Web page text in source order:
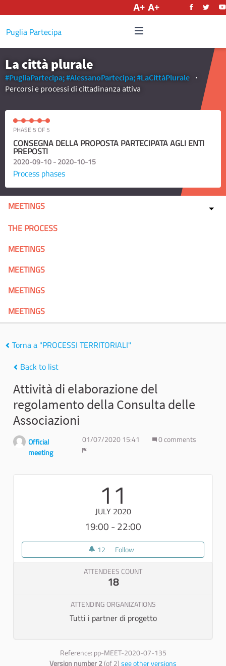
Puglia Partecipa
La città plurale
#PugliaPartecipa;#AlessanoPartecipa;#LaCittàPlurale
Percorsi e processi di cittadinanza attiva
PHASE 5 OF 5
CONSEGNA DELLA PROPOSTA PARTECIPATA AGLI ENTI
PREPOSTI
2020-09-10 - 2020-10-15
Process phases
MEETINGS
THE PROCESS
MEETINGS
MEETINGS
MEETINGS
MEETINGS
Torna a "PROCESSI TERRITORIALI"
Back to list
Attività di elaborazione del
regolamento della Consulta delle
Associazioni
Official
meeting
01/07/2020 15:41
0 comments
11
JULY 2020
19:00 - 22:00
12 12 followers
Follow
ATTENDEES COUNT
18
ATTENDING ORGANIZATIONS
Tutti i partner di progetto
Reference: pp-MEET-2020-07-135
Version number 2(of 2)see other versions